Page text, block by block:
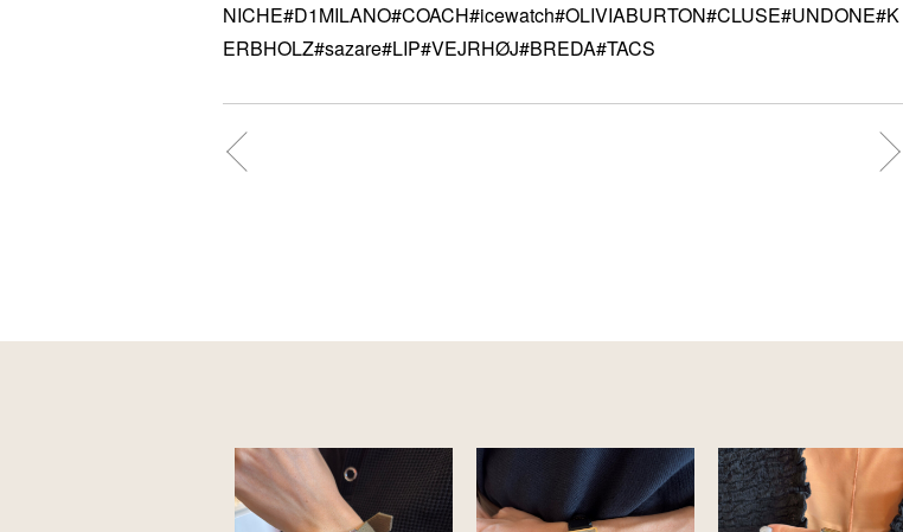
NICHE#D1MILANO#COACH#icewatch#OLIVIABURTON#CLUSE#UNDONE#K
ERBHOLZ#sazare#LIP#VEJRHØJ#BREDA#TACS